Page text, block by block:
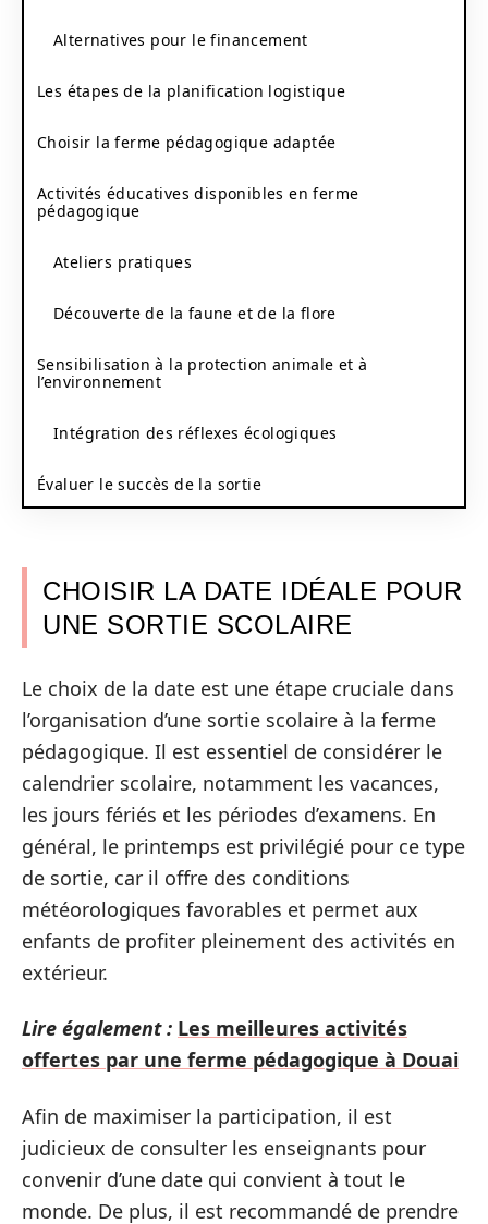
Alternatives pour le financement
Les étapes de la planification logistique
Choisir la ferme pédagogique adaptée
Activités éducatives disponibles en ferme
pédagogique
Ateliers pratiques
Découverte de la faune et de la flore
Sensibilisation à la protection animale et à
l’environnement
Intégration des réflexes écologiques
Évaluer le succès de la sortie
CHOISIR LA DATE IDÉALE POUR
UNE SORTIE SCOLAIRE
Le choix de la date est une étape cruciale dans
l’organisation d’une sortie scolaire à la ferme
pédagogique. Il est essentiel de considérer le
calendrier scolaire, notamment les vacances,
les jours fériés et les périodes d’examens. En
général, le printemps est privilégié pour ce type
de sortie, car il offre des conditions
météorologiques favorables et permet aux
enfants de profiter pleinement des activités en
extérieur.
Lire également : Les meilleures activités
offertes par une ferme pédagogique à Douai
Afin de maximiser la participation, il est
judicieux de consulter les enseignants pour
convenir d’une date qui convient à tout le
monde. De plus, il est recommandé de prendre